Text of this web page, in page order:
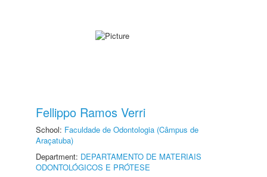
Fellippo Ramos Verri
School: Faculdade de Odontologia (Câmpus de
Araçatuba)
Department: DEPARTAMENTO DE MATERIAIS
ODONTOLÓGICOS E PRÓTESE